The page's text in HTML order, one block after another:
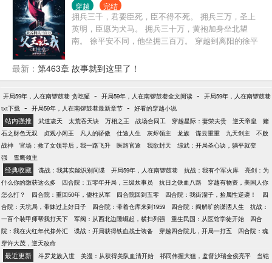
穿越 完结
拥兵三千，君要臣死，臣不得不死。 拥兵三万，圣上
英明，臣愿为犬马。 拥兵三十万，黄袍加身坐北望
南。 徐平安不同，他坐拥三百万。 穿越到离阳的徐平
显着，镇守北凉，压得北莽大军不敢南下，但离阳赵
家天子猜忌和掣肘北凉，就连北凉粮草都要克扣，甚
自己母亲。 杀母之仇，不共戴天！ 此仇不报，人神共
戮！ 恰逢此时，系统降临，开局奖励三百万大军。 坐
拥三百万，徐平安决定反了。 本来就是我老子打下的
江山，赵家天子算个屁。
最新： 第463章 故事就到这里了！
开局59年，人在南锣鼓巷 贪吃獾 - 开局59年，人在南锣鼓巷全文阅读 - 开局59年，人在南锣鼓巷
txt下载 - 开局59年，人在南锣鼓巷最新章节 - 好看的穿越小说
站内强推 武道凌天 太荒吞天诀 万相之王 战场合同工 穿越星际：妻荣夫贵 逆天帝皇
赌
石之财色无双
贞观小闲王 凡人的骄傲 仕途人生 灰烬领主 龙族 谍云重重 九天剑主
不败
战神
官场：救了女领导后，我一路飞升 医路官途 我欲封天
综武：开局圣心诀，躺平就变
强
雪鹰领主
经典收藏 谍战：我其实能识别间谍 开局59年，人在南锣鼓巷 抗战：我有个军火库
亮剑：为
什么你的缴获这么多
四合院：五零年开局，三级炊事员 抗日之铁血八路
穿越有物资，美国人你
怎么打？
四合院：重回50年，傻柱从军 四合院回到五零 四合院：我街溜子，捡属性逆袭！
四
合院：天坑局，带妹过上好日子
四合院：带着仓库来到1959 四合院：阎解旷的潇洒人生
抗战：
一百个装甲师帮我打天下
军阀：从西北边陲崛起，横扫列强 重生民国：从医馆学徒开始
四合
院：我在火红年代挣外汇
谍战：开局获得铁血战士装备 穿越四合院儿，开局一打五
四合院：魂
穿许大茂，逆天改命
最近更新 斗罗龙族入世 美漫：从获得美队血清开始 祁同伟握大狙，监督沙瑞金侯亮平
当铠